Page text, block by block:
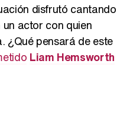
disfrutó cantando
actor con quien
¿Qué pensará de este
Liam Hemsworth